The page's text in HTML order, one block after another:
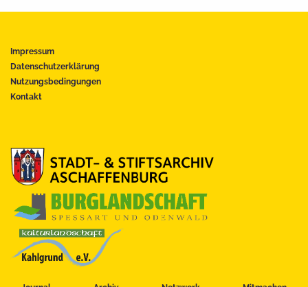
Impressum
Datenschutzerklärung
Nutzungsbedingungen
Kontakt